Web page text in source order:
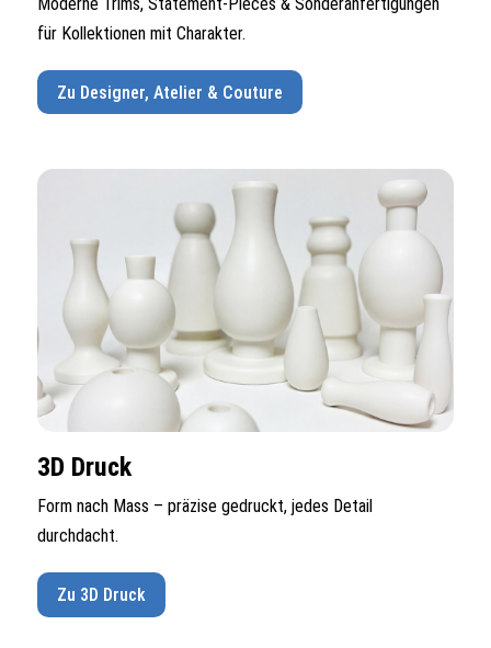
für Kollektionen mit Charakter.
Zu Designer, Atelier & Couture
3D Druck
Form nach Mass – präzise gedruckt, jedes Detail
durchdacht.
Zu 3D Druck